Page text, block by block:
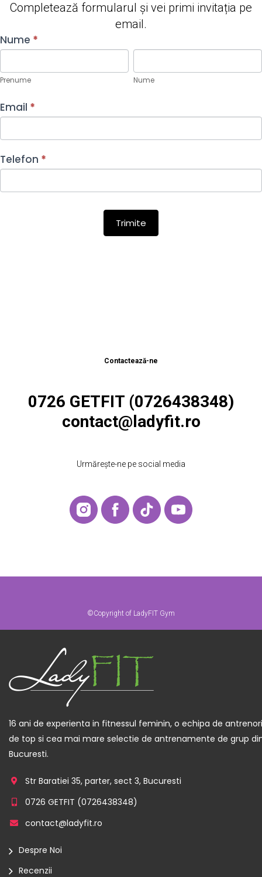
Completează formularul și vei primi invitația pe
email.
FAEA
Zoom
Nume *
Prenume Nume
Email *
Telefon *
Trimite
Contactează-ne
0726 GETFIT (0726438348)
contact@ladyfit.ro
Urmărește-ne pe social media
©Copyright of LadyFIT Gym
16 ani de experienta in fitnessul feminin, o echipa de antrenori
de top si cea mai mare selectie de antrenamente de grup
Bucuresti.
Str Baratiei 35, parter, sect 3, Bucuresti
0726 GETFIT (0726438348)
contact@ladyfit.ro
Despre Noi
Recenzii